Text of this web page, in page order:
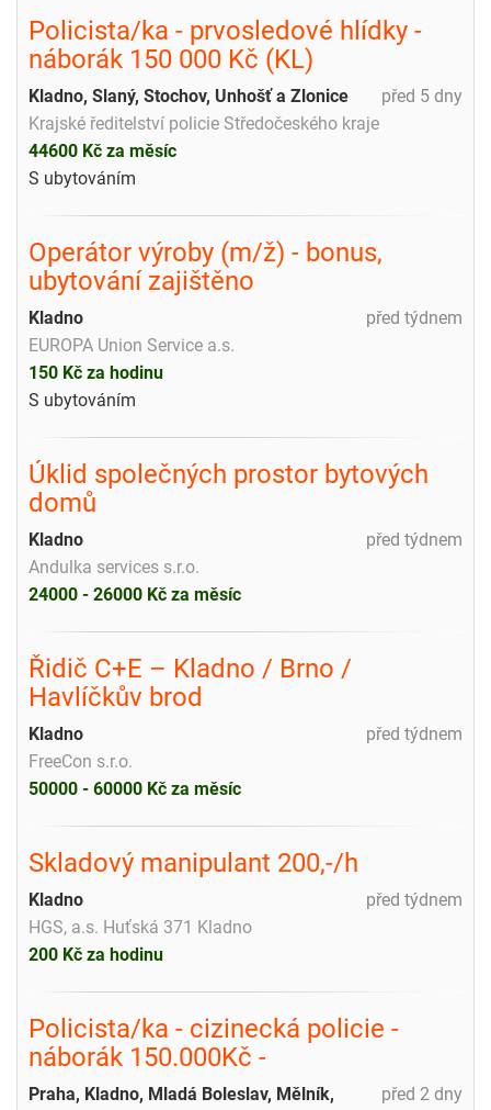
Policista/ka - prvosledové hlídky -
náborák 150 000 Kč (KL)
před 5 dny
Kladno, Slaný, Stochov, Unhošť a Zlonice
Krajské ředitelství policie Středočeského kraje
44600 Kč za měsíc
S ubytováním
Operátor výroby (m/ž) - bonus,
ubytování zajištěno
před týdnem
Kladno
EUROPA Union Service a.s.
150 Kč za hodinu
S ubytováním
Úklid společných prostor bytových
domů
před týdnem
Kladno
Andulka services s.r.o.
24000 - 26000 Kč za měsíc
Řidič C+E – Kladno / Brno /
Havlíčkův brod
před týdnem
Kladno
FreeCon s.r.o.
50000 - 60000 Kč za měsíc
Skladový manipulant 200,-/h
před týdnem
Kladno
HGS, a.s. Huťská 371 Kladno
200 Kč za hodinu
Policista/ka - cizinecká policie -
náborák 150.000Kč -
před 2 dny
Praha, Kladno, Mladá Boleslav, Mělník,